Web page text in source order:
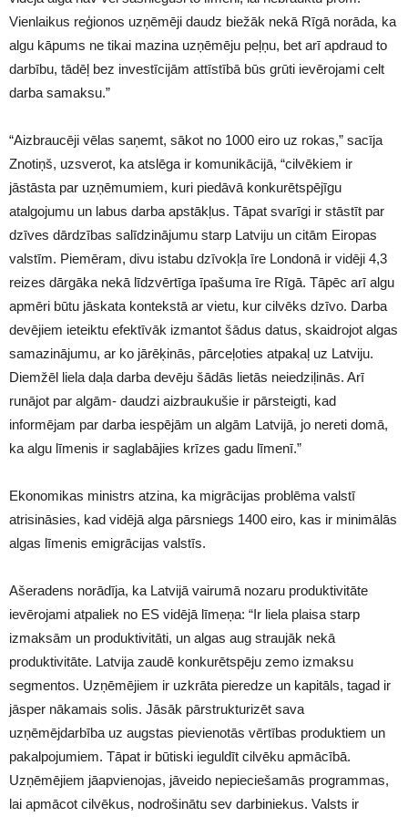
Vienlaikus reģionos uzņēmēji daudz biežāk nekā Rīgā norāda, ka
algu kāpums ne tikai mazina uzņēmēju peļņu, bet arī apdraud to
darbību, tādēļ bez investīcijām attīstībā būs grūti ievērojami celt
darba samaksu.”
“Aizbraucēji vēlas saņemt, sākot no 1000 eiro uz rokas,” sacīja
Znotiņš, uzsverot, ka atslēga ir komunikācijā, “cilvēkiem ir
jāstāsta par uzņēmumiem, kuri piedāvā konkurētspējīgu
atalgojumu un labus darba apstākļus. Tāpat svarīgi ir stāstīt par
dzīves dārdzības salīdzinājumu starp Latviju un citām Eiropas
valstīm. Piemēram, divu istabu dzīvokļa īre Londonā ir vidēji 4,3
reizes dārgāka nekā līdzvērtīga īpašuma īre Rīgā. Tāpēc arī algu
apmēri būtu jāskata kontekstā ar vietu, kur cilvēks dzīvo. Darba
devējiem ieteiktu efektīvāk izmantot šādus datus, skaidrojot algas
samazinājumu, ar ko jārēķinās, pārceļoties atpakaļ uz Latviju.
Diemžēl liela daļa darba devēju šādās lietās neiedziļinās. Arī
runājot par algām- daudzi aizbraukušie ir pārsteigti, kad
informējam par darba iespējām un algām Latvijā, jo nereti domā,
ka algu līmenis ir saglabājies krīzes gadu līmenī.”
Ekonomikas ministrs atzina, ka migrācijas problēma valstī
atrisināsies, kad vidējā alga pārsniegs 1400 eiro, kas ir minimālās
algas līmenis emigrācijas valstīs.
Ašeradens norādīja, ka Latvijā vairumā nozaru produktivitāte
ievērojami atpaliek no ES vidējā līmeņa: “Ir liela plaisa starp
izmaksām un produktivitāti, un algas aug straujāk nekā
produktivitāte. Latvija zaudē konkurētspēju zemo izmaksu
segmentos. Uzņēmējiem ir uzkrāta pieredze un kapitāls, tagad ir
jāsper nākamais solis. Jāsāk pārstrukturizēt sava
uzņēmējdarbība uz augstas pievienotās vērtības produktiem un
pakalpojumiem. Tāpat ir būtiski ieguldīt cilvēku apmācībā.
Uzņēmējiem jāapvienojas, jāveido nepieciešamās programmas,
lai apmācot cilvēkus, nodrošinātu sev darbiniekus. Valsts ir